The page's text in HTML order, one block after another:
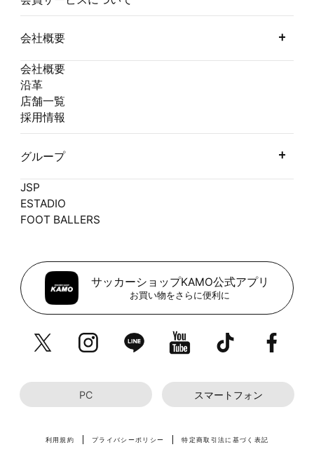
会社概要
会社概要
沿革
店舗一覧
採用情報
グループ
JSP
ESTADIO
FOOT BALLERS
サッカーショップKAMO公式アプリ
お買い物をさらに便利に
PC スマートフォン
利用規約 プライバシーポリシー 特定商取引法に基づく表記